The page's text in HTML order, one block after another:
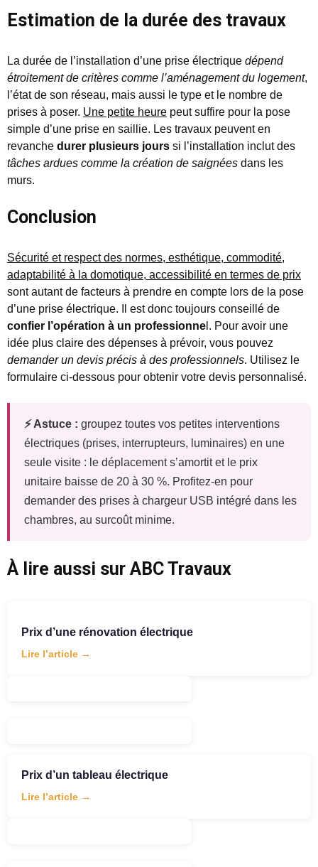
Estimation de la durée des travaux
La durée de l’installation d’une prise électrique dépend
étroitement de critères comme l’aménagement du logement,
l’état de son réseau, mais aussi le type et le nombre de
prises à poser. Une petite heure peut suffire pour la pose
simple d’une prise en saillie. Les travaux peuvent en
revanche durer plusieurs jours si l’installation inclut des
tâches ardues comme la création de saignées dans les
murs.
Conclusion
Sécurité et respect des normes, esthétique, commodité,
adaptabilité à la domotique, accessibilité en termes de prix
sont autant de facteurs à prendre en compte lors de la pose
d’une prise électrique. Il est donc toujours conseillé de
confier l’opération à un professionne l. Pour avoir une
idée plus claire des dépenses à prévoir, vous pouvez
demander un devis précis à des professionnels. Utilisez le
formulaire ci-dessous pour obtenir votre devis personnalisé.
⚡ Astuce : groupez toutes vos petites interventions
électriques (prises, interrupteurs, luminaires) en une
seule visite : le déplacement s’amortit et le prix
unitaire baisse de 20 à 30 %. Profitez-en pour
demander des prises à chargeur USB intégré dans les
chambres, au surcoût minime.
À lire aussi sur ABC Travaux
Prix d’une rénovation électrique
Lire l’article →
Prix d’un tableau électrique
Lire l’article →